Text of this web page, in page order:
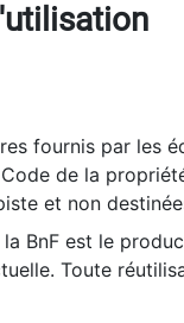
fournis par les
de la
et non
BnF est le
Toute